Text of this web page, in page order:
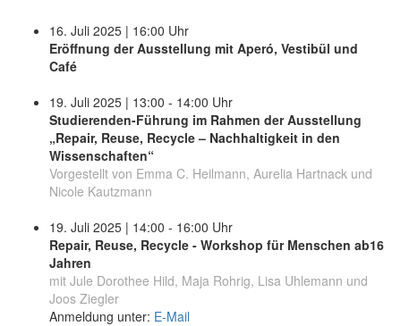
16. Juli 2025 | 16:00 Uhr
Eröffnung der Ausstellung mit Aperó, Vestibül und
Café
19. Juli 2025 | 13:00 - 14:00 Uhr
Studierenden-Führung im Rahmen der Ausstellung
„Repair, Reuse, Recycle – Nachhaltigkeit in den
Wissenschaften“
Vorgestellt von Emma C. Heilmann, Aurelia Hartnack und
Nicole Kautzmann
19. Juli 2025 | 14:00 - 16:00 Uhr
Repair, Reuse, Recycle - Workshop für Menschen ab16
Jahren
mit Jule Dorothee Hild, Maja Rohrig, Lisa Uhlemann und
Joos Ziegler
Anmeldung unter: E-Mail